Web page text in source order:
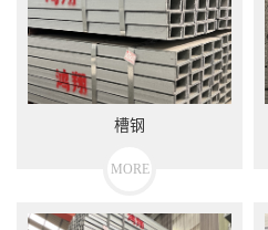
槽钢
MORE